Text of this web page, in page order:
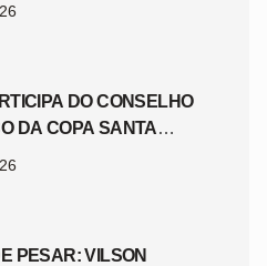
DO CONSELHO
DA COPA SANTA
PESAR: VILSON